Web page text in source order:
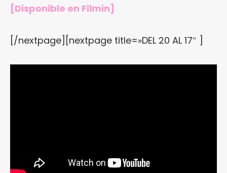
[Disponible en Filmin]
[/nextpage][nextpage title=»DEL 20 AL 17″ ]